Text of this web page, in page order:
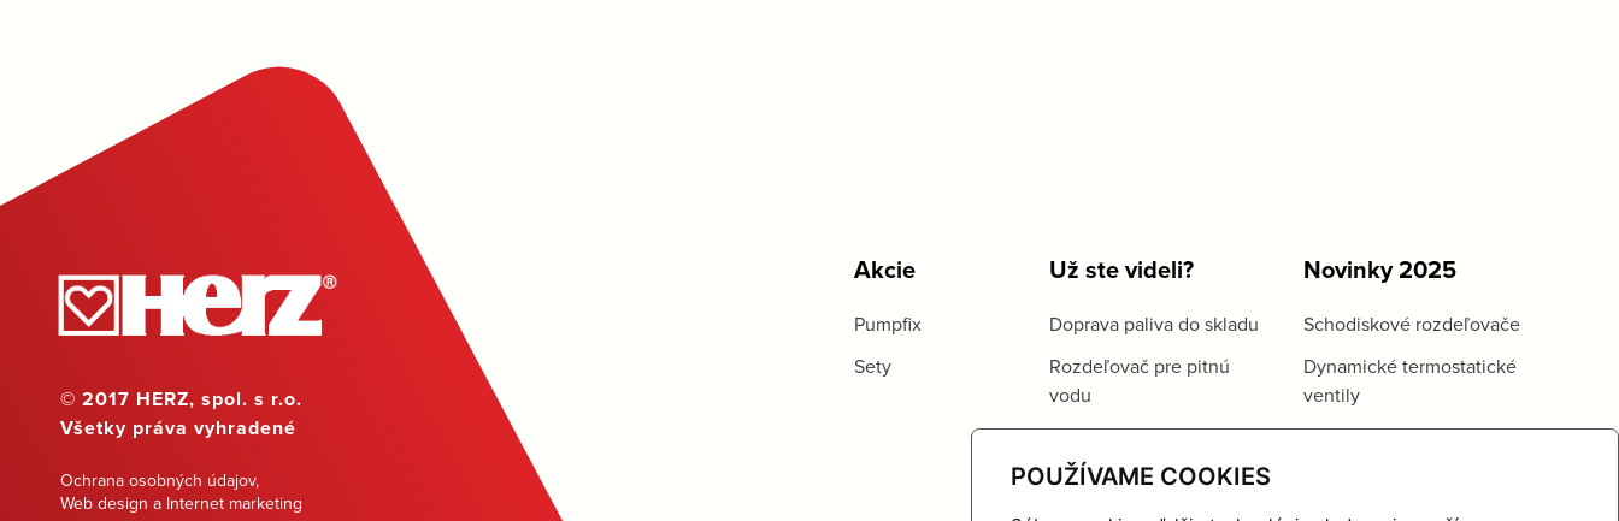
POUŽÍVAME COOKIES
© 2017 HERZ, spol. s r.o.
Všetky práva vyhradené
Ochrana osobných údajov,
Web design a Internet marketing
Akcie
Pumpfix
Sety
Už ste videli?
Doprava paliva do skladu
Rozdeľovač pre pitnú
vodu
Novinky 2025
Schodiskové rozdeľovače
Dynamické termostatické
ventily